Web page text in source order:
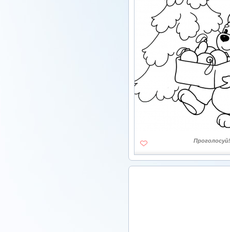
Проголосуй!